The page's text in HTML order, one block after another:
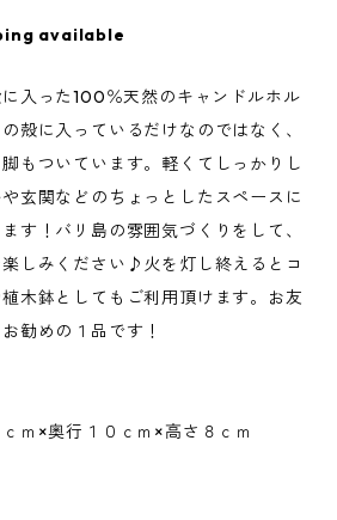
available
入った100％天然のキャンドルホル
殻に入っているだけなのではなく、
もついています。軽くてしっかりし
玄関などのちょっとしたスペースに
す！バリ島の雰囲気づくりをして、
しみください♪火を灯し終えるとコ
木鉢としてもご利用頂けます。お友
勧めの１品です！
ｍ×奥行１０ｃｍ×高さ８ｃｍ